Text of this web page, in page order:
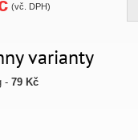
(vč. DPH)
varianty
-79 Kč